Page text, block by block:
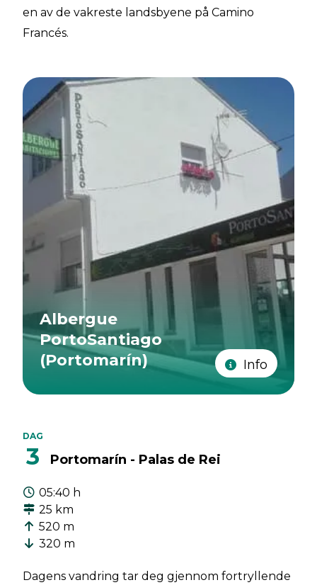
en av de vakreste landsbyene på Camino
Francés.
Albergue
PortoSantiago
(Portomarín)
Info
DAG
3 Portomarín - Palas de Rei
05:40 h
25 km
520 m
320 m
Dagens vandring tar deg gjennom fortryllende